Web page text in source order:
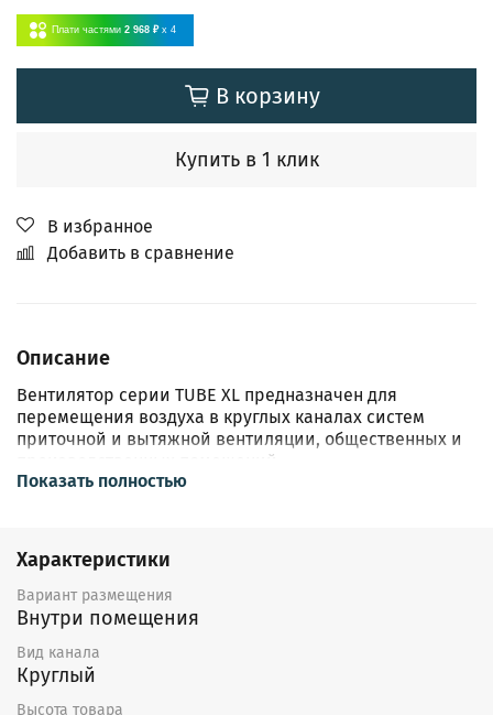
Плати частями 2 968 ₽ x 4
В корзину
Купить в 1 клик
В избранное
Добавить в сравнение
Описание
Вентилятор серии TUBE XL предназначен для
перемещения воздуха в круглых каналах систем
приточной и вытяжной вентиляции, общественных и
производственных помещений.
пластиковой крыльчаткой с назад загнутынми
лопатками. Электродвигатель с рабочим колесом
статически и динамически сбалансированы в 2х
плоскостях. Шариковые подшипники двигателя не
требуют техобслуживания и имеют длительный срок
службы. Двигатель вентилятора имеет встроенную
Показать полностью
Характеристики
Вариант размещения
Внутри помещения
Вид канала
Круглый
Высота товара